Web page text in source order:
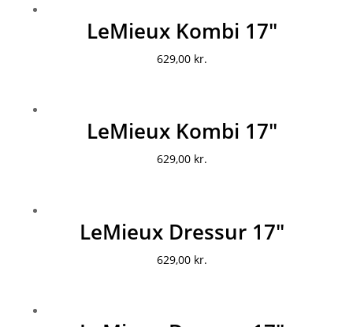
LeMieux Kombi 17″
629,00 kr.
LeMieux Kombi 17″
629,00 kr.
LeMieux Dressur 17″
629,00 kr.